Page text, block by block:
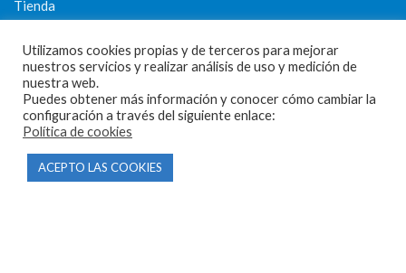
Tienda
Contacto
CONDICIONES Y AVISOS LEGALES
Condiciones de compra
Utilizamos cookies propias y de terceros para mejorar
nuestros servicios y realizar análisis de uso y medición de
nuestra web.
Puedes obtener más información y conocer cómo cambiar la
configuración a través del siguiente enlace:
Política de cookies
ACEPTO LAS COOKIES